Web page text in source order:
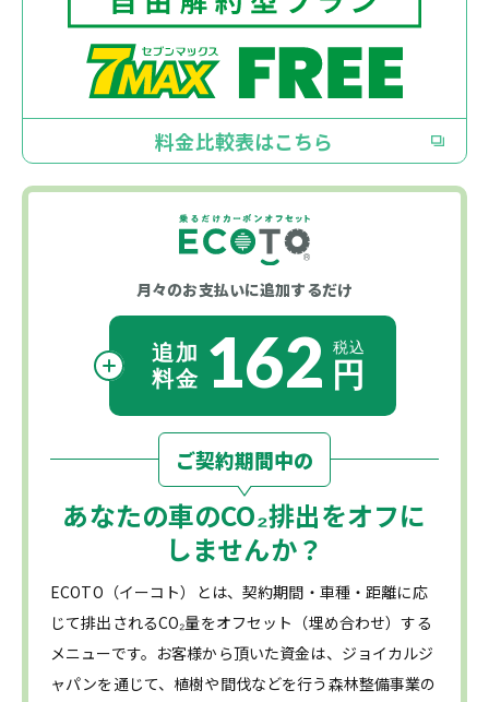
料金比較表はこちら
月々のお支払いに追加するだけ
162
ご契約期間中の
あなたの車のCO₂排出をオフに
しませんか？
ECOTO（イーコト）とは、契約期間・車種・距離に応
じて排出されるCO₂量をオフセット（埋め合わせ）する
メニューです。お客様から頂いた資金は、ジョイカルジ
ャパンを通じて、植樹や間伐などを行う森林整備事業の